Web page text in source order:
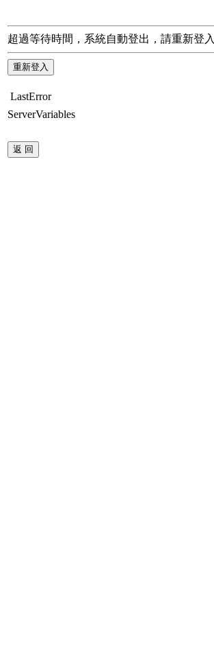
超過等待時間，系統自動登出，請重新登入
LastError
ServerVariables